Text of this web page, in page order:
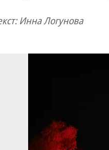
Инна Логунова